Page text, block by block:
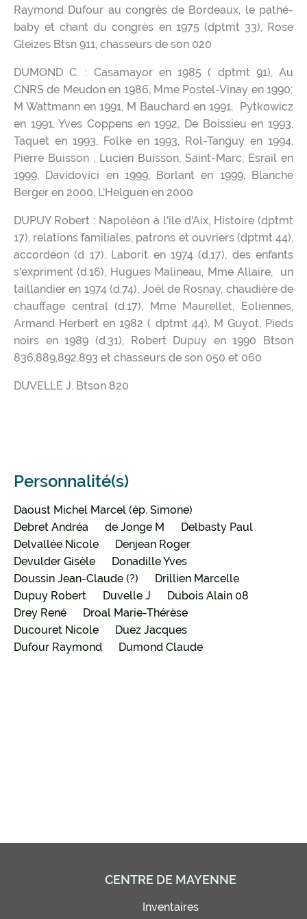
Raymond Dufour au congrès de Bordeaux, le pathé-
baby et chant du congrès en 1975 (dptmt 33), Rose
Gleizes Btsn 911, chasseurs de son 020
DUMOND C. : Casamayor en 1985 ( dptmt 91), Au
CNRS de Meudon en 1986, Mme Postel-Vinay en 1990;
M Wattmann en 1991, M Bauchard en 1991, Pytkowicz
en 1991, Yves Coppens en 1992, De Boissieu en 1993,
Taquet en 1993, Folke en 1993, Rol-Tanguy en 1994,
Pierre Buisson , Lucien Buisson, Saint-Marc, Esraïl en
1999, Davidovici en 1999, Borlant en 1999, Blanche
Berger en 2000, L'Helguen en 2000
DUPUY Robert : Napoléon à l'île d'Aix, Histoire (dptmt
17), relations familiales, patrons et ouvriers (dptmt 44),
accordéon (d 17), Laborit en 1974 (d.17), des enfants
s'expriment (d.16), Hugues Malineau, Mme Allaire, un
taillandier en 1974 (d.74), Joël de Rosnay, chaudière de
chauffage central (d.17), Mme Maurellet, Eoliennes,
Armand Herbert en 1982 ( dptmt 44), M Guyot, Pieds
noirs en 1989 (d.31), Robert Dupuy en 1990 Btson
836,889,892,893 et chasseurs de son 050 et 060
DUVELLE J. Btson 820
Personnalité(s)
Daoust Michel Marcel (ép. Simone)
Debret Andréa
de Jonge M
Delbasty Paul
Delvallée Nicole
Denjean Roger
Devulder Gisèle
Donadille Yves
Doussin Jean-Claude (?)
Drillien Marcelle
Dupuy Robert
Duvelle J
Dubois Alain 08
Drey René
Droal Marie-Thérèse
Ducouret Nicole
Duez Jacques
Dufour Raymond
Dumond Claude
CENTRE DE MAYENNE
Inventaires